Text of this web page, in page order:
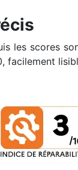
les scores
facilement